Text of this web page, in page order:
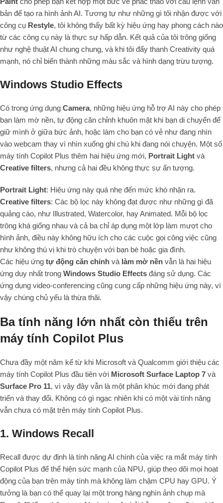
bản để tạo ra hình ảnh AI. Tương tự như những gì tôi nhận được với
công cụ Restyle, tôi không thấy bất kỳ hiệu ứng hay phong cách nào
từ các công cụ này là thực sự hấp dẫn. Kết quả của tôi trông giống
như nghệ thuật AI chung chung, và khi tôi đẩy thanh Creativity quá
mạnh, nó chỉ biến thành những màu sắc và hình dạng trừu tượng.
Windows Studio Effects
Có trong ứng dụng Camera, những hiệu ứng hỗ trợ AI này cho phép
bạn làm mờ nền, tự động căn chỉnh khuôn mặt khi bạn di chuyển để
giữ mình ở giữa bức ảnh, hoặc làm cho bạn có vẻ như đang nhìn
vào webcam thay vì nhìn xuống ghi chú khi đang nói chuyện. Một số
máy tính Copilot Plus thêm hai hiệu ứng mới, Portrait Light và
Creative filters, nhưng cả hai đều không thực sự ấn tượng.
Portrait Light: Hiệu ứng này quá nhẹ đến mức khó nhận ra.
Creative filters: Các bộ lọc này không đạt được như những gì đã
quảng cáo, như Illustrated, Watercolor, hay Animated. Mỗi bộ lọc
trông khá giống nhau và cả ba chỉ áp dụng một lớp làm mượt cho
hình ảnh, điều này không hữu ích cho các cuộc gọi công việc cũng
như không thú vị khi trò chuyện với bạn bè hoặc gia đình.
Các hiệu ứng tự động căn chỉnh và làm mờ nền vẫn là hai hiệu
ứng duy nhất trong Windows Studio Effects đáng sử dụng. Các
ứng dụng video-conferencing cũng cung cấp những hiệu ứng này, vì
vậy chúng chủ yếu là thừa thãi.
Ba tính năng lớn nhất còn thiếu trên
máy tính Copilot Plus
Chưa đầy một năm kể từ khi Microsoft và Qualcomm giới thiệu các
máy tính Copilot Plus đầu tiên với Microsoft Surface Laptop 7 và
Surface Pro 11, vì vậy đây vẫn là một phân khúc mới đang phát
triển và thay đổi. Không có gì ngạc nhiên khi có một vài tính năng
vẫn chưa có mặt trên máy tính Copilot Plus.
1. Windows Recall
Recall được dự định là tính năng AI chính của việc ra mắt máy tính
Copilot Plus để thể hiện sức mạnh của NPU, giúp theo dõi mọi hoạt
động của bạn trên máy tính mà không làm chậm CPU hay GPU. Ý
tưởng là bạn có thể quay lại một trong hàng nghìn ảnh chụp mà